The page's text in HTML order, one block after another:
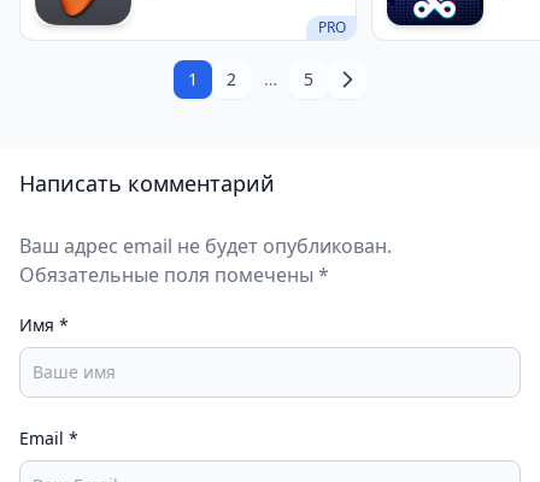
PRO
1 2 … 5
Написать комментарий
Ваш адрес email не будет опубликован.
Обязательные поля помечены *
Имя *
Email *